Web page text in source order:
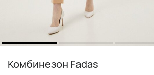
Комбинезон Fadas